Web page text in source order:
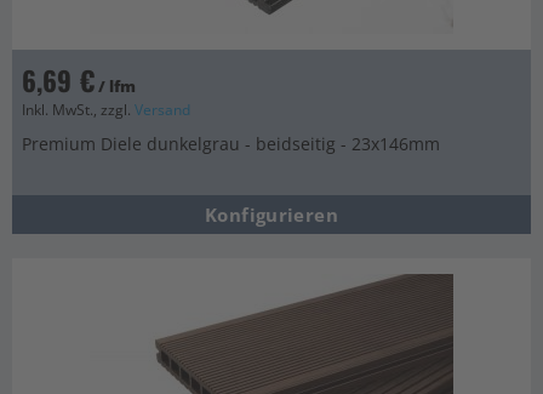
6,69 €/ lfm
Inkl. MwSt., zzgl. Versand
Premium Diele dunkelgrau - beidseitig - 23x146mm
Konfigurieren